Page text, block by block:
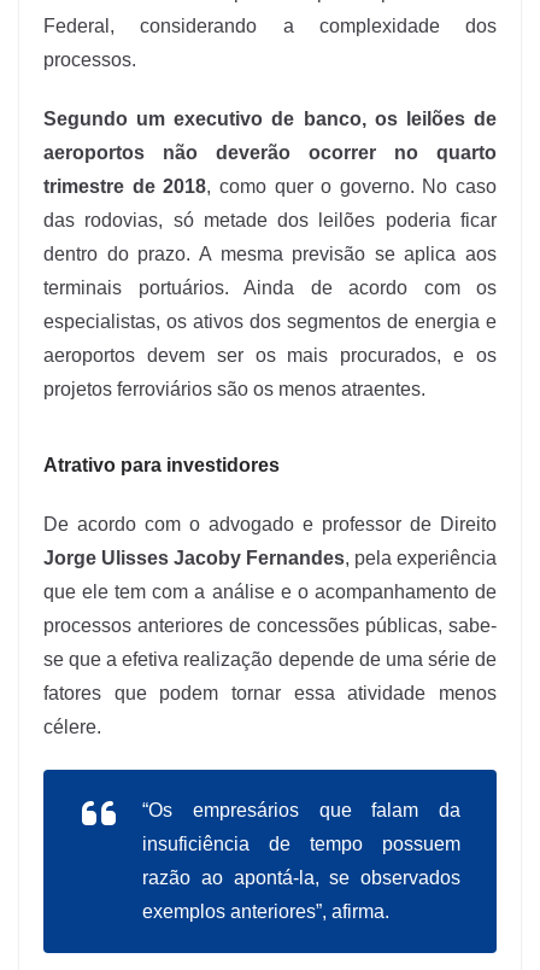
Federal, considerando a complexidade dos
processos.
Segundo um executivo de banco, os leilões de
aeroportos não deverão ocorrer no quarto
trimestre de 2018, como quer o governo. No caso
das rodovias, só metade dos leilões poderia ficar
dentro do prazo. A mesma previsão se aplica aos
terminais portuários. Ainda de acordo com os
especialistas, os ativos dos segmentos de energia e
aeroportos devem ser os mais procurados, e os
projetos ferroviários são os menos atraentes.
Atrativo para investidores
De acordo com o advogado e professor de Direito
Jorge Ulisses Jacoby Fernandes, pela experiência
que ele tem com a análise e o acompanhamento de
processos anteriores de concessões públicas, sabe-
se que a efetiva realização depende de uma série de
fatores que podem tornar essa atividade menos
célere.
“Os empresários que falam da
insuficiência de tempo possuem
razão ao apontá-la, se observados
exemplos anteriores”, afirma.